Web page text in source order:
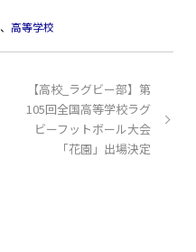
、高等学校
【高校_ラグビー部】第
105回全国高等学校ラグ
ビーフットボール大会
「花園」出場決定